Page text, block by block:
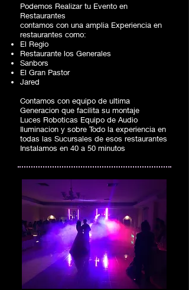
Podemos Realizar tu Evento en
Restaurantes
contamos con una amplia Experiencia en
restaurantes como:
El Regio
Restaurante los Generales
Sanbors
El Gran Pastor
Jared
Contamos con equipo de ultima
Generacion que facilita su montaje
Luces Roboticas Equipo de Audio
Iluminacion y sobre Todo la experiencia en
todas las Sucursales de esos restaurantes
Instalamos en 40 a 50 minutos